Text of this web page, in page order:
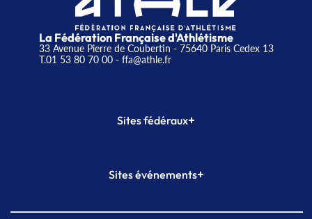
La Fédération Française d'Athlétisme
33 Avenue Pierre de Coubertin - 75640 Paris Cedex 13
T.01 53 80 70 00- ffa@athle.fr
Sites fédéraux+
Plateforme Formation
Sites événements+
Meeting de Paris indoor